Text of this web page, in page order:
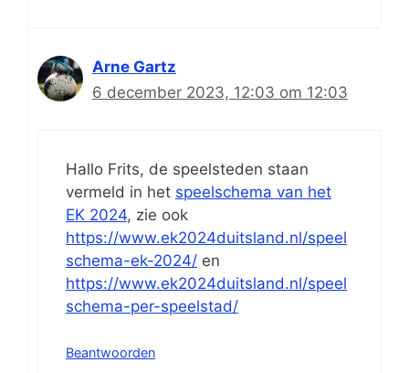
Arne Gartz
6 december 2023, 12:03 om 12:03
Hallo Frits, de speelsteden staan
vermeld in het speelschema van het
EK 2024, zie ook
https://www.ek2024duitsland.nl/speel
schema-ek-2024/ en
https://www.ek2024duitsland.nl/speel
schema-per-speelstad/
Beantwoorden